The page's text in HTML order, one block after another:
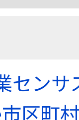
セン
市区町